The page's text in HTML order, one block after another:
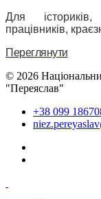
Для
працівників,
Переглянути
© 2026
"Переяслав"
+38 099